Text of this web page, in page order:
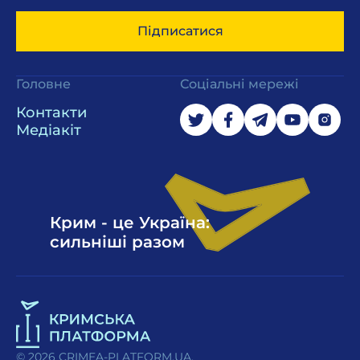
Підписатися
Головне
Контакти
Медіакіт
Соціальні мережі
Крим - це Україна:
сильніші разом
© 2026 CRIMEA-PLATFORM.UA.